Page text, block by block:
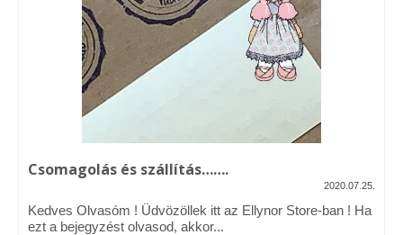
Vásárok, ahol velem is találkozhattál…
Alapanyagok, kellékek
A termékek tisztítása
Ellynor története
Adatkezelési tájékoztató
Általános Szerződési Feltételek
Csomagolás és szállítás…….
2020.07.25.
Kedves Olvasóm ! Üdvözöllek itt az Ellynor Store-ban ! Ha
ezt a bejegyzést olvasod, akkor...